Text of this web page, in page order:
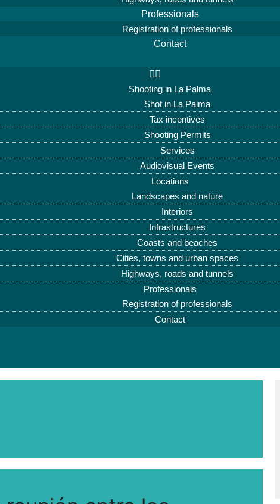
Professionals
Registration of professionals
Contact
Shooting in La Palma
Shot in La Palma
Tax incentives
Shooting Permits
Services
Audiovisual Events
Locations
Landscapes and nature
Interiors
Infrastructures
Coasts and beaches
Cities, towns and urban spaces
Highways, roads and tunnels
Professionals
Registration of professionals
Contact